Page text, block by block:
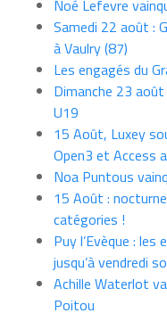
Noé Lefevre
Samedi 22 août :
à Vaulry (87)
Les engagés du
Dimanche 23
U19
15 Août, Luxey
Open3 et Access
Noa Puntous
15 Août :
catégories !
Puy l’Evèque :
jusqu’à vendredi
Achille Waterlot
Poitou